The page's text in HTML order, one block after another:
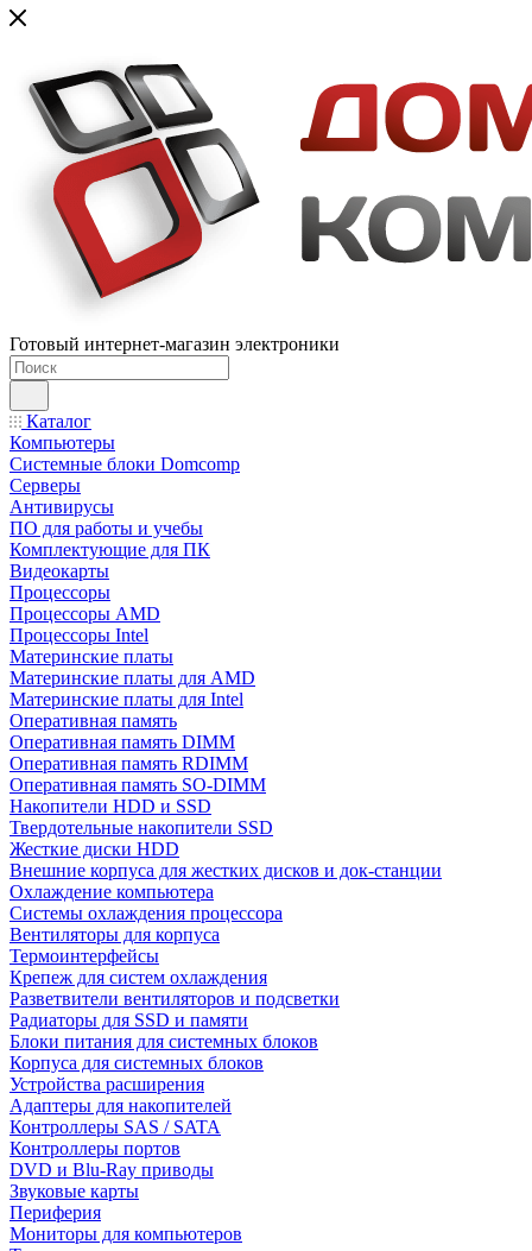
Готовый интернет-магазин электроники
Каталог
Компьютеры
Системные блоки Domcomp
Серверы
Антивирусы
ПО для работы и учебы
Комплектующие для ПК
Видеокарты
Процессоры
Процессоры AMD
Процессоры Intel
Материнские платы
Материнские платы для AMD
Материнские платы для Intel
Оперативная память
Оперативная память DIMM
Оперативная память RDIMM
Оперативная память SO-DIMM
Накопители HDD и SSD
Твердотельные накопители SSD
Жесткие диски HDD
Внешние корпуса для жестких дисков и док-станции
Охлаждение компьютера
Системы охлаждения процессора
Вентиляторы для корпуса
Термоинтерфейсы
Крепеж для систем охлаждения
Разветвители вентиляторов и подсветки
Радиаторы для SSD и памяти
Блоки питания для системных блоков
Корпуса для системных блоков
Устройства расширения
Адаптеры для накопителей
Контроллеры SAS / SATA
Контроллеры портов
DVD и Blu-Ray приводы
Звуковые карты
Периферия
Мониторы для компьютеров